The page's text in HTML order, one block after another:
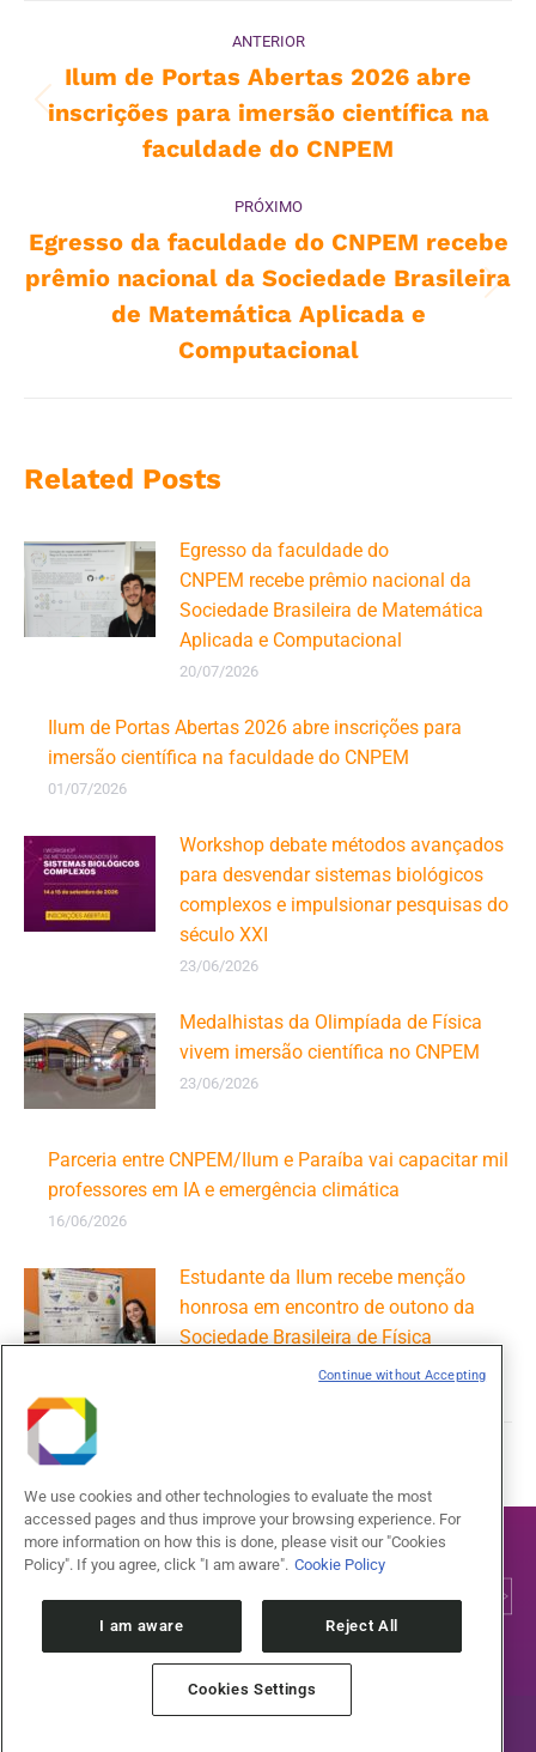
Navegação
de
post:
ANTERIOR
Post
anterior:
Ilum de Portas Abertas 2026 abre
inscrições para imersão científica na
faculdade do CNPEM
PRÓXIMO
Próximo
post:
Egresso da faculdade do CNPEM recebe
prêmio nacional da Sociedade Brasileira
de Matemática Aplicada e
Computacional
Related Posts
Egresso da faculdade do
CNPEM recebe prêmio nacional da
Sociedade Brasileira de Matemática
Aplicada e Computacional
20/07/2026
Ilum de Portas Abertas 2026 abre inscrições para
imersão científica na faculdade do CNPEM
01/07/2026
Workshop debate métodos avançados
para desvendar sistemas biológicos
complexos e impulsionar pesquisas do
século XXI
23/06/2026
Medalhistas da Olimpíada de Física
vivem imersão científica no CNPEM
23/06/2026
Parceria entre CNPEM/Ilum e Paraíba vai capacitar mil
professores em IA e emergência climática
16/06/2026
Estudante da Ilum recebe menção
honrosa em encontro de outono da
Sociedade Brasileira de Física
English(Inglês) Português
We use cookies and other technologies to evaluate the most
accessed pages and thus improve your browsing experience. For
more information on how this is done, please visit our "Cookies
Policy". If you agree, click "I am aware". Cookie Policy
I am aware Reject All
Cookies Settings
Continue without Accepting